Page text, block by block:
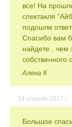
все! На
спектакля
подошли
Спасибо вам
найдете , чем
собственного
Алена К
24 апреля 2017 г.
Большое